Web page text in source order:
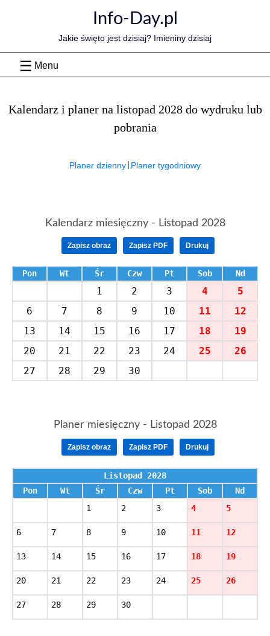
Info-Day.pl
Jakie święto jest dzisiaj? Imieniny dzisiaj
Menu
Kalendarz i planer na listopad 2028 do wydruku lub
pobrania
Planer dzienny| Planer tygodniowy
Kalendarz miesięczny - Listopad 2028
Zapisz obraz Zapisz PDF Drukuj
Pon Wt Śr Czw Pt Sob Nd
1 2 3 4
5
6
7 8 9 10 11
12
13
14 15 16 17 18
19
20
21 22 23 24 25
26
27
28 29 30
Planer miesięczny - Listopad 2028
Zapisz obraz Zapisz PDF Drukuj
Listopad 2028
Pon
Wt Śr Czw Pt Sob
Nd
1
2 3 4 5
6 7 8 9 10 11 12
13 14 15 16 17 18 19
20 21 22 23 24 25 26
27 28 29 30